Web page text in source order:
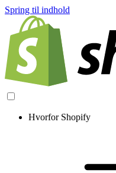
Spring til indhold
Hvorfor Shopify